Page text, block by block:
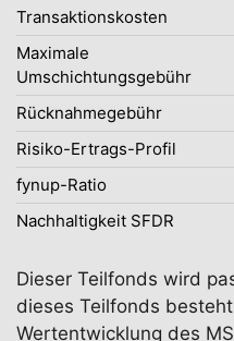
Transaktionskosten
Maximale
Umschichtungsgebühr
Rücknahmegebühr
Risiko-Ertrags-Profil
fynup-Ratio
Nachhaltigkeit SFDR
Dieser Teilfonds wird
dieses Teilfonds
Wertentwicklung des